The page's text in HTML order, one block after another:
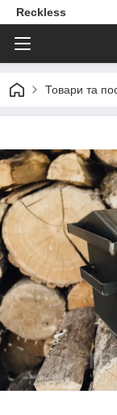
Reckless
Товари та